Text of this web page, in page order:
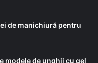
de manichiură pentru
modele de unghii cu gel